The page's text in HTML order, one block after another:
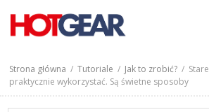
Strona główna /Tutoriale / Jak to zrobić? /
praktycznie wykorzystać. Są świetne sposoby